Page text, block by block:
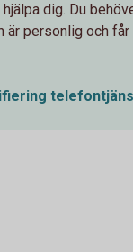
hjälpa dig. Du
är personlig och får